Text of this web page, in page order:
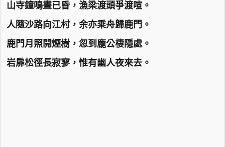
山寺鐘鳴晝已昏，漁梁渡頭爭渡喧。
人隨沙路向江村，余亦乘舟歸鹿門。
鹿門月照開煙樹，忽到龐公棲隱處。
岩扉松徑長寂寥，惟有幽人夜來去。